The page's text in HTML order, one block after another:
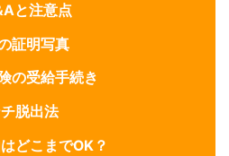
と注意点
証明写真
の受給手続き
脱出法
どこまでOK？